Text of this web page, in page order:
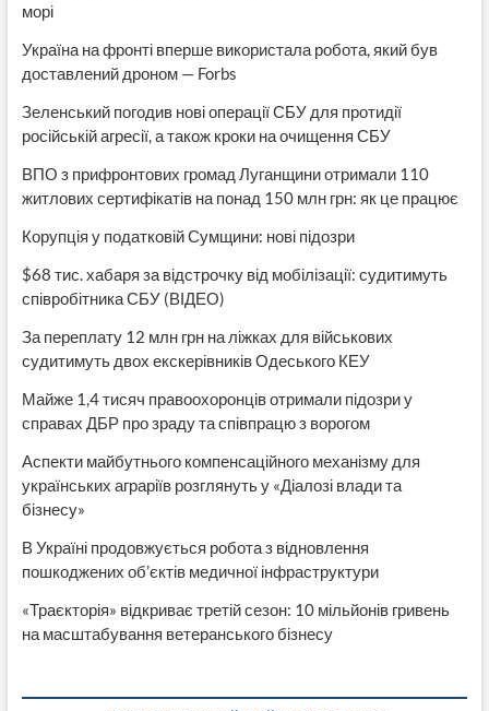
морі
Україна на фронті вперше використала робота, який був
доставлений дроном — Forbs
Зеленський погодив нові операції СБУ для протидії
російській агресії, а також кроки на очищення СБУ
ВПО з прифронтових громад Луганщини отримали 110
житлових сертифікатів на понад 150 млн грн: як це працює
Корупція у податковій Сумщини: нові підозри
$68 тис. хабаря за відстрочку від мобілізації: судитимуть
співробітника СБУ (ВІДЕО)
За переплату 12 млн грн на ліжках для військових
судитимуть двох екскерівників Одеського КЕУ
Майже 1,4 тисяч правоохоронців отримали підозри у
справах ДБР про зраду та співпрацю з ворогом
Аспекти майбутнього компенсаційного механізму для
українських аграріїв розглянуть у «Діалозі влади та
бізнесу»
В Україні продовжується робота з відновлення
пошкоджених об’єктів медичної інфраструктури
«Траєкторія» відкриває третій сезон: 10 мільйонів гривень
на масштабування ветеранського бізнесу